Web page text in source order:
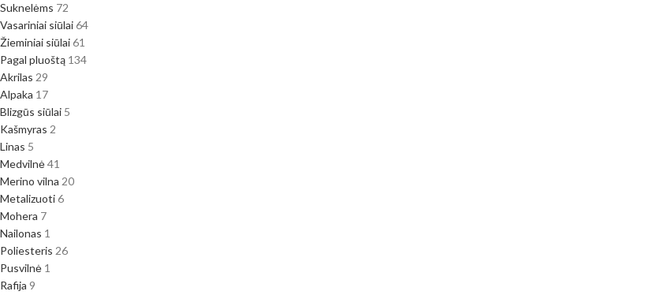
Suknelėms 72
Vasariniai siūlai64
Žieminiai siūlai61
Pagal pluoštą 134
Akrilas 29
Alpaka 17
Blizgūs siūlai 5
Kašmyras 2
Linas 5
Medvilnė41
Merino vilna 20
Metalizuoti6
Mohera 7
Nailonas 1
Poliesteris 26
Pusvilnė 1
Rafija 9